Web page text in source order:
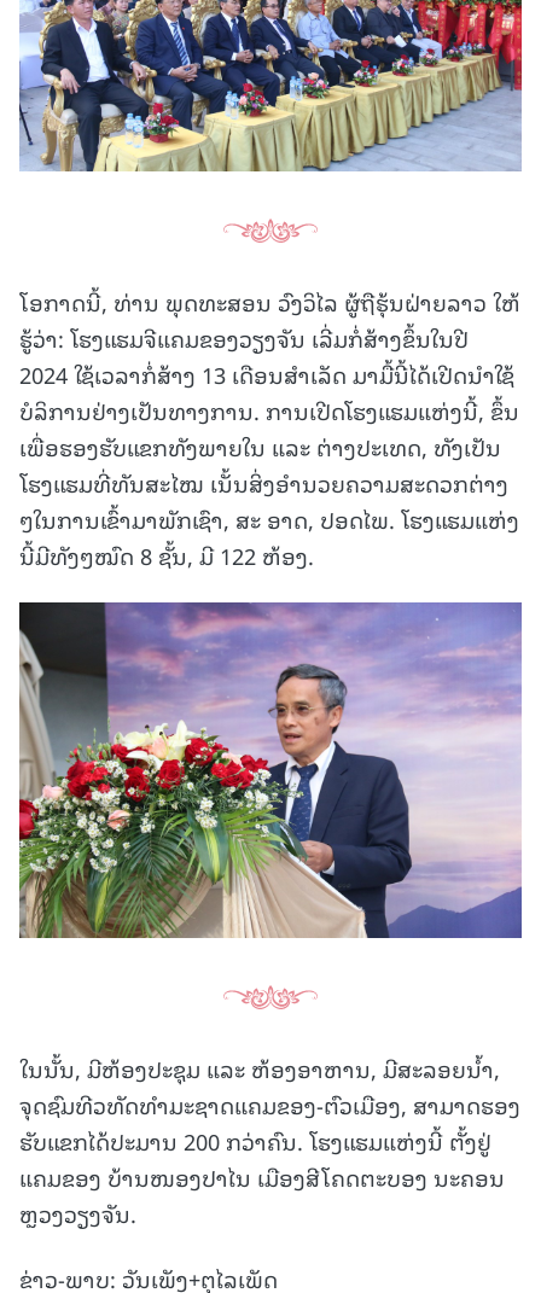
ໂອກາດນີ້, ທ່ານ ພຸດທະສອນ ວົງວິໄລ ຜູ້ຖືຮຸ້ນຝ່າຍລາວ ໃຫ້
ຮູ້ວ່າ: ໂຮງແຮມຈີແຄມຂອງວຽງຈັນ ເລີ່ມກໍ່ສ້າງຂຶ້ນໃນປີ
2024 ໃຊ້ເວລາກໍ່ສ້າງ 13 ເດືອນສໍາເລັດ ມາມື້ນີ້ໄດ້ເປີດນໍາໃຊ້
ບໍລິການຢ່າງເປັນທາງການ. ການເປີດໂຮງແຮມແຫ່ງນີ້, ຂຶ້ນ
ເພື່ອຮອງຮັບແຂກທັງພາຍໃນ ແລະ ຕ່າງປະເທດ, ທັງເປັນ
ໂຮງແຮມທີ່ທັນສະໄໝ ເນັ້ນສິ່ງອໍານວຍຄວາມສະດວກຕ່າງ
ໆໃນການເຂົ້າມາພັກເຊົາ, ສະ ອາດ, ປອດໄພ. ໂຮງແຮມແຫ່ງ
ນີ້ມີທັງໆໝົດ 8 ຊັ້ນ, ມີ 122 ຫ້ອງ.
ໃນນັ້ນ, ມີຫ້ອງປະຊຸມ ແລະ ຫ້ອງອາຫານ, ມີສະລອຍນໍ້າ,
ຈຸດຊົມທີວທັດທໍາມະຊາດແຄມຂອງ-ຕົວເມືອງ, ສາມາດຮອງ
ຮັບແຂກໄດ້ປະມານ 200 ກວ່າຄົນ. ໂຮງແຮມແຫ່ງນີ້ ຕັ້ງຢູ່
ແຄມຂອງ ບ້ານໜອງປາໄນ ເມືອງສີໂຄດຕະບອງ ນະຄອນ
ຫຼວງວຽງຈັນ.
ຂ່າວ-ພາບ: ວັນເພັງ+ຕຸໄລເພັດ